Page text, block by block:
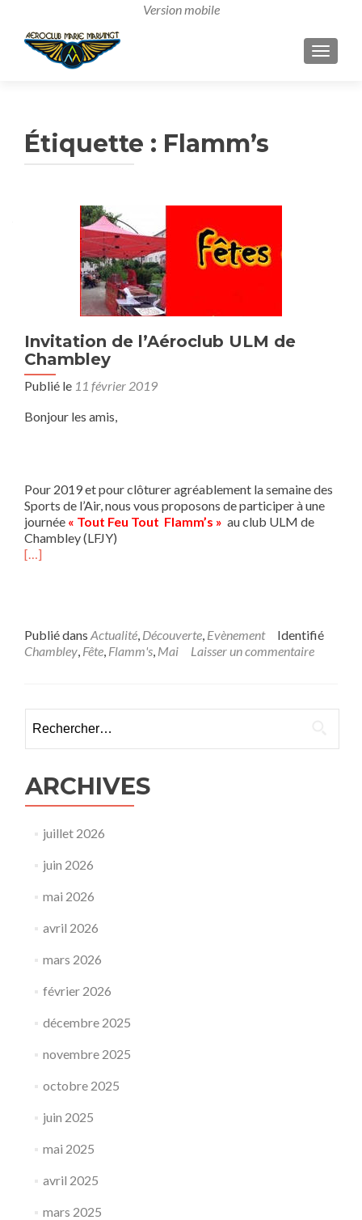
Étiquette : Flamm’s
Invitation de l’Aéroclub ULM de
Chambley
Publié le 11 février 2019
Bonjour les amis,
Pour 2019 et pour clôturer agréablement la semaine des
Sports de l’Air, nous vous proposons de participer à une
journée « Tout Feu Tout Flamm’s » au club ULM de
Chambley (LFJY)
[…]
Publié dans Actualité, Découverte, Evènement
Identifié
Chambley, Fête, Flamm's, Mai Laisser un commentaire
ARCHIVES
juillet 2026
juin 2026
mai 2026
avril 2026
mars 2026
février 2026
décembre 2025
novembre 2025
octobre 2025
juin 2025
mai 2025
avril 2025
mars 2025